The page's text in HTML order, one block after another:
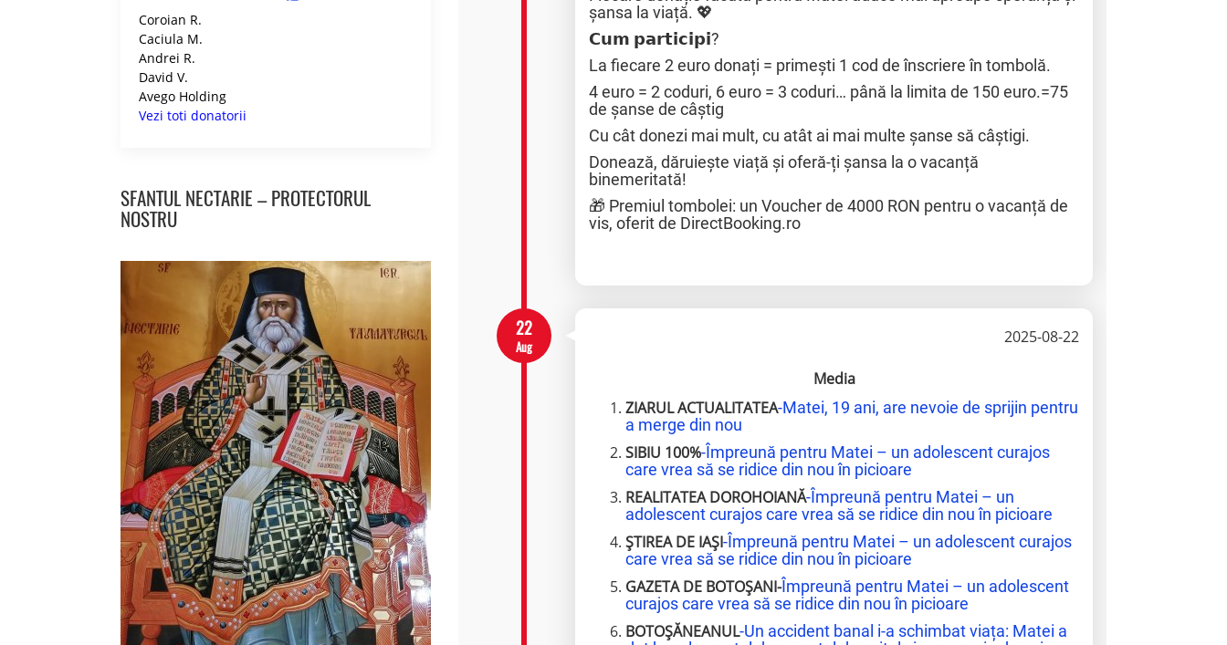
Coroian R.
Caciula M.
Andrei R.
David V.
Avego Holding
Vezi toti donatorii
SFANTUL NECTARIE – PROTECTORUL
NOSTRU
șansa la viață. 💖
𝗖𝘂𝗺 𝗽𝗮𝗿𝘁𝗶𝗰𝗶𝗽𝗶?
La fiecare 2 euro donați = primești 1 cod de înscriere în tombolă.
4 euro = 2 coduri, 6 euro = 3 coduri… până la limita de 150 euro.=75
de șanse de câștig
Cu cât donezi mai mult, cu atât ai mai multe șanse să câștigi.
Donează, dăruiește viață și oferă-ți șansa la o vacanță
binemeritată!
🎁 Premiul tombolei: un Voucher de 4000 RON pentru o vacanță de
vis, oferit de DirectBooking.ro
22
Aug 2025-08-22
Media
ZIARUL ACTUALITATEA-Matei, 19 ani, are nevoie de sprijin pentru
a merge din nou
SIBIU 100%-Împreună pentru Matei – un adolescent curajos
care vrea să se ridice din nou în picioare
REALITATEA DOROHOIANĂ-Împreună pentru Matei – un
adolescent curajos care vrea să se ridice din nou în picioare
ȘTIREA DE IAȘI-Împreună pentru Matei – un adolescent curajos
care vrea să se ridice din nou în picioare
GAZETA DE BOTOȘANI-Împreună pentru Matei – un adolescent
curajos care vrea să se ridice din nou în picioare
BOTOȘĂNEANUL-Un accident banal i-a schimbat viața: Matei a